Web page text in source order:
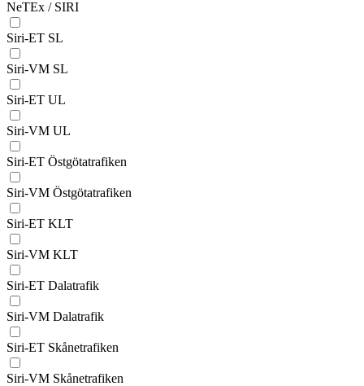
NeTEx / SIRI
Siri-ET SL
Siri-VM SL
Siri-ET UL
Siri-VM UL
Siri-ET Östgötatrafiken
Siri-VM Östgötatrafiken
Siri-ET KLT
Siri-VM KLT
Siri-ET Dalatrafik
Siri-VM Dalatrafik
Siri-ET Skånetrafiken
Siri-VM Skånetrafiken